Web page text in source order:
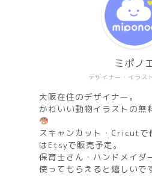
デザイナー・イラス
ミポノ
大阪在住のデザイナー。
かわいい動物イラストの無
スキャンカット・Cricutで
はEtsyで販売予定。
保育士さん・ハンドメイダ
使ってもらえると嬉しいで